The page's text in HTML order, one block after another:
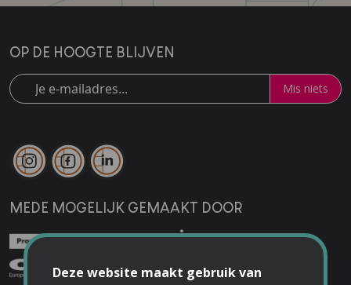
MEDE MOGELIJK GEMAAKT DOOR
OP DE HOOGTE BLIJVEN
Mis niets
Deze website maakt gebruik van